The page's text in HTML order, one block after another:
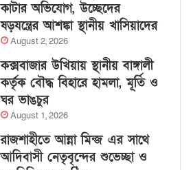
কাটার অভিযোগ, উচ্ছেদের
ষড়যন্ত্রের আশঙ্কা স্থানীয় খাসিয়াদের
August 2, 2026
কক্সবাজার উখিয়ায় স্থানীয় বাঙ্গালী
কর্তৃক বৌদ্ধ বিহারে হামলা, মূর্তি ও
ঘর ভাঙচুর
August 1, 2026
রাজশাহীতে আন্না মিন্জ এর সাথে
আদিবাসী নেতৃবৃন্দের শুভেচ্ছা ও